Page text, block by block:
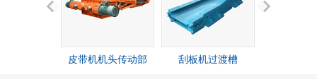
皮带机机头传动部 刮板机过渡槽